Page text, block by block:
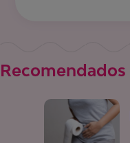
Recomendados